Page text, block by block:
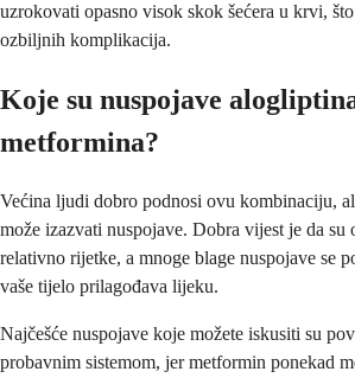
uzrokovati opasno visok skok šećera u krvi,
ozbiljnih komplikacija.
Koje su nuspojave
metformina?
Većina ljudi dobro podnosi ovu kombinaciju,
može izazvati nuspojave. Dobra vijest je da su
relativno rijetke, a mnoge blage nuspojave se
vaše tijelo prilagođava lijeku.
Najčešće nuspojave koje možete iskusiti su
probavnim sistemom, jer metformin ponekad